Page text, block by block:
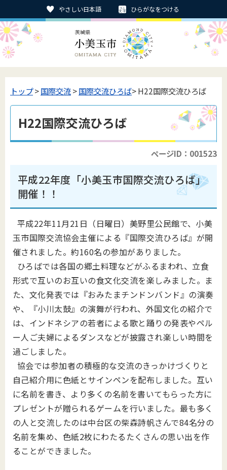
やさしい日本語 ひらがなをつける
トップ>国際交流>国際交流ひろば> H22国際交流ひろば
H22国際交流ひろば
ページID：001523
平成22年度「小美玉市国際交流ひろば」
開催！！
平成22年11月21日（日曜日）美野里公民館で、小美
玉市国際交流協会主催による『国際交流ひろば』が開
催されました。約160名の参加がありました。
ひろばでは各国の郷土料理などがふるまわれ、立食
形式で互いのお互いの食文化交流を楽しみました。ま
た、文化発表では『おみたまチンドンバンド』の演奏
や、『小川太鼓』の演舞が行われ、外国文化の紹介で
は、インドネシアの若者による歌と踊りの発表やペル
ー人ご夫婦によるダンスなどが披露され楽しい時間を
過ごしました。
協会では参加者の積極的な交流のきっかけづくりと
自己紹介用に色紙とサインペンを配布しました。互い
に名前を書き、より多くの名前を書いてもらった方に
プレゼントが贈られるゲームを行いました。最も多く
の人と交流したのは中台区の柴森詩帆さんで84名分の
名前を集め、色紙2枚にわたるたくさんの思い出を作
ることができました。